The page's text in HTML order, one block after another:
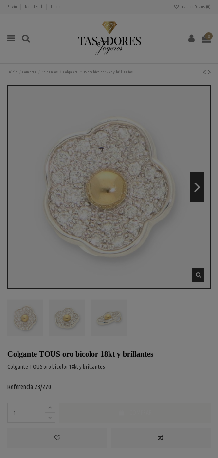
Envío Nota Legal Inicio Lista de Deseos (0)
0
Inicio Comprar Colgantes Colgante TOUS oro bicolor 18kt y brillantes
Colgante TOUS oro bicolor 18kt y brillantes
Colgante TOUS oro bicolor 18kt y brillantes
Referencia 23/270